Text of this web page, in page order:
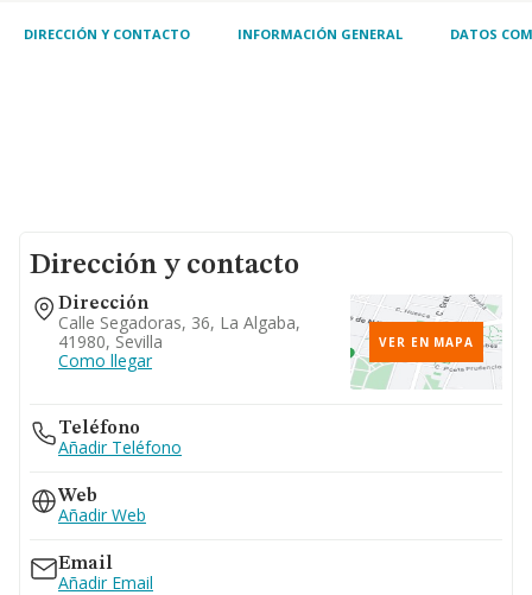
DIRECCIÓN Y CONTACTO INFORMACIÓN GENERAL DATOS
Dirección y contacto
Dirección
Calle Segadoras, 36, La Algaba,
41980, Sevilla
Como llegar
VER EN MAPA
Teléfono
Añadir Teléfono
Web
Añadir Web
Email
Añadir Email